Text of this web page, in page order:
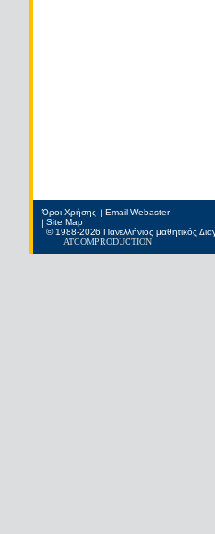
Όροι Χρήσης
Email Webaster
Site Map
© 1988-2026 Πανελλήνιος μαθητικός
ATCOMPRODUCTION